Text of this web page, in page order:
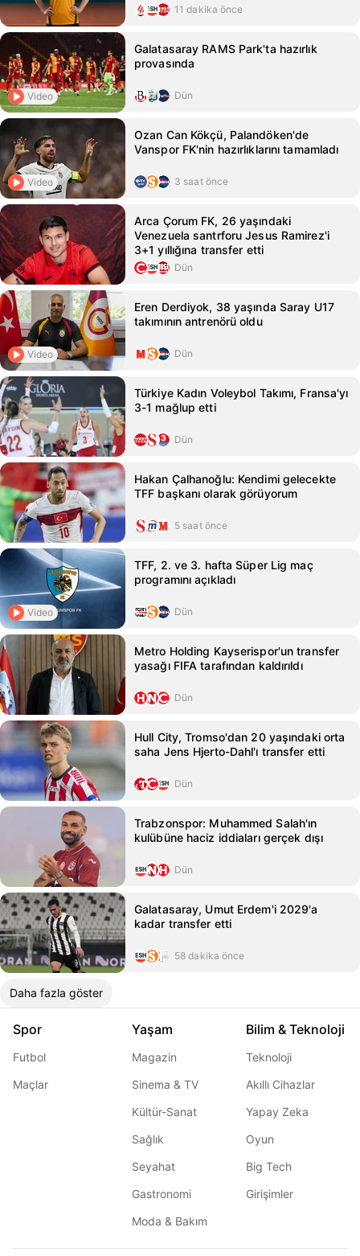
11 dakika önce
Video
Galatasaray RAMS Park'ta hazırlık
provasında
Dün
Video
Ozan Can Kökçü, Palandöken'de
Vanspor FK'nin hazırlıklarını tamamladı
3 saat önce
Arca Çorum FK, 26 yaşındaki
Venezuela santrforu Jesus Ramirez'i
3+1 yıllığına transfer etti
Dün
Video
Eren Derdiyok, 38 yaşında Saray U17
takımının antrenörü oldu
Dün
Türkiye Kadın Voleybol Takımı, Fransa'yı
3-1 mağlup etti
Dün
Hakan Çalhanoğlu: Kendimi gelecekte
TFF başkanı olarak görüyorum
5 saat önce
Video
TFF, 2. ve 3. hafta Süper Lig maç
programını açıkladı
Dün
Metro Holding Kayserispor'un transfer
yasağı FIFA tarafından kaldırıldı
Dün
Hull City, Tromso'dan 20 yaşındaki orta
saha Jens Hjerto-Dahl'ı transfer etti
Dün
Trabzonspor: Muhammed Salah'ın
kulübüne haciz iddiaları gerçek dışı
Dün
Galatasaray, Umut Erdem'i 2029'a
kadar transfer etti
58 dakika önce
Daha fazla göster
Spor
Futbol
Maçlar
Yaşam
Magazin
Sinema & TV
Kültür-Sanat
Sağlık
Seyahat
Gastronomi
Moda & Bakım
Bilim & Teknoloji
Teknoloji
Akıllı Cihazlar
Yapay Zeka
Oyun
Big Tech
Girişimler